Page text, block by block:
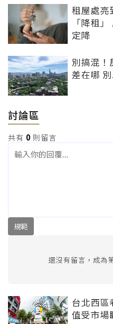
租屋處亮
「降租
定降
別搞混！
差在哪
討論區
共有 0 則留言
規範
還沒有留言，成為
台北西
值受市場